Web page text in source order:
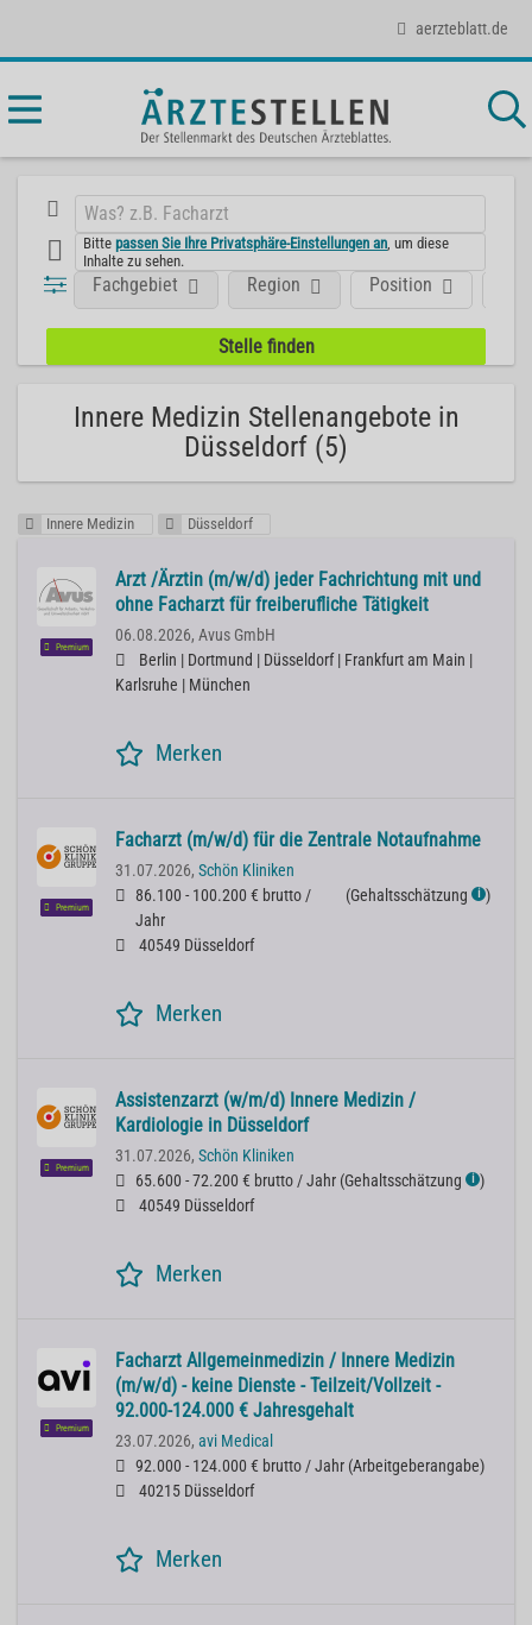
aerzteblatt.de
Bittepassen Sie Ihre Privatsphäre-Einstellungen an , um diese
Inhalte zu sehen.
Position
Fachgebiet Region
Innere Medizin Stellenangebote in
Düsseldorf (5)
Innere Medizin Düsseldorf
Premium
Arzt /Ärztin (m/w/d) jeder Fachrichtung mit und
ohne Facharzt für freiberufliche Tätigkeit
06.08.2026, Avus GmbH
Berlin | Dortmund | Düsseldorf | Frankfurt am Main |
Karlsruhe | München
Merken
Premium
Facharzt (m/w/d) für die Zentrale Notaufnahme
31.07.2026, Schön Kliniken
86.100 - 100.200 € brutto /
Jahr
(Gehaltsschätzung ℹ )
40549 Düsseldorf
Merken
Premium
Assistenzarzt (w/m/d) Innere Medizin /
Kardiologie in Düsseldorf
31.07.2026, Schön Kliniken
65.600 - 72.200 € brutto / Jahr (Gehaltsschätzung ℹ )
40549 Düsseldorf
Merken
Premium
Facharzt Allgemeinmedizin / Innere Medizin
(m/w/d) - keine Dienste - Teilzeit/Vollzeit -
92.000-124.000 € Jahresgehalt
23.07.2026, avi Medical
92.000 - 124.000 € brutto / Jahr (Arbeitgeberangabe)
40215 Düsseldorf
Merken